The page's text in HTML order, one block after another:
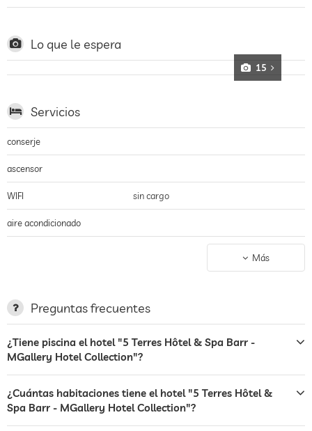
Lo que le espera
15
Servicios
conserje
ascensor
WIFI sin cargo
aire acondicionado
estación de carga para
terraza
bar
Más
Preguntas frecuentes
¿Tiene piscina el hotel "5 Terres Hôtel & Spa Barr -
MGallery Hotel Collection"?
¿Cuántas habitaciones tiene el hotel "5 Terres Hôtel &
Spa Barr - MGallery Hotel Collection"?